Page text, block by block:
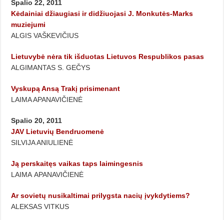
Spalio 22, 2011
Kėdainiai džiaugiasi ir didžiuojasi J. Monkutės-Marks
muziejumi
ALGIS VAŠKEVIČIUS
Lietuvybė nėra tik išduotas Lietuvos Respublikos pasas
ALGIMANTAS S. GEČYS
Vyskupą Ansą Trakį prisimenant
LAIMA APANAVIČIENĖ
Spalio 20, 2011
JAV Lietuvių Bendruomenė
SILVIJA ANIULIENĖ
Ją perskaitęs vaikas taps laimingesnis
LAIMA APANAVIČIENĖ
Ar sovietų nusikaltimai prilygsta nacių įvykdytiems?
ALEKSAS VITKUS